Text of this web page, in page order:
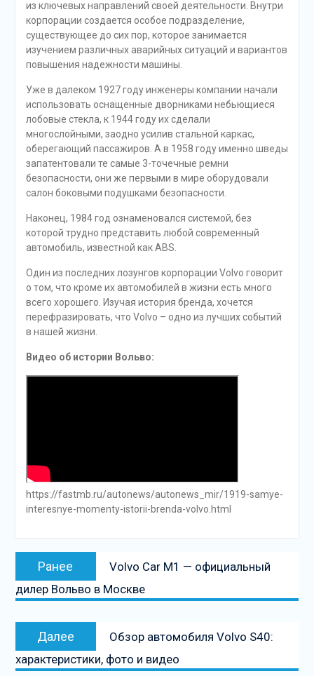
из ключевых направлений своей деятельности. Внутри
корпорации создается особое подразделение,
существующее до сих пор, которое занимается
изучением различных аварийных ситуаций и вариантов
повышения надежности машины.
Уже в далеком 1927 году инженеры компании начали
использовать оснащенные дворниками небьющиеся
лобовые стекла, к 1944 году их сделали
многослойными, заодно усилив стальной каркас,
оберегающий пассажиров. А в 1958 году именно шведы
запатентовали те самые 3-точечные ремни
безопасности, они же первыми в мире оборудовали
салон боковыми подушками безопасности.
Наконец, 1984 год ознаменовался системой, без
которой трудно представить любой современный
автомобиль, известной как ABS.
Один из последних лозунгов корпорации Volvo говорит
о том, что кроме их автомобилей в жизни есть много
всего хорошего. Изучая история бренда, хочется
перефразировать, что Volvo – одно из лучших событий
в нашей жизни.
Видео об истории Вольво:
https://fastmb.ru/autonews/autonews_mir/1919-samye-
interesnye-momenty-istorii-brenda-volvo.html
Навигация
записям
Ранее
Предыдущая
запись:
Volvo Car M1 — официальный
дилер Вольво в Москве
Далее
Следующая
запись
Обзор автомобиля Volvo S40:
характеристики, фото и видео